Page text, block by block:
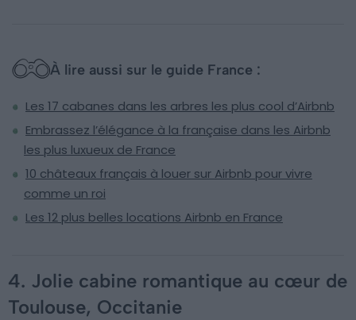
À lire aussi sur le guide France :
Les 17 cabanes dans les arbres les plus cool d’Airbnb
Embrassez l’élégance à la française dans les Airbnb
les plus luxueux de France
10 châteaux français à louer sur Airbnb pour vivre
comme un roi
Les 12 plus belles locations Airbnb en France
4. Jolie cabine romantique au cœur de
Toulouse, Occitanie